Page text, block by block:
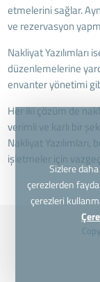
etmelerini sağlar.
ve rezervasyon
Nakliyat Yazılımları
düzenlemelerine
envanter yönetimi
Her iki çözüm de
verimli ve karlı bir
Nakliyat
işletmeler için
Sizlere
çerezlerden
çerezleri